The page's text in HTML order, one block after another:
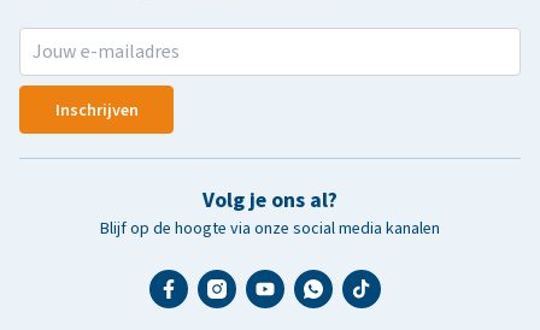
Inschrijven
Volg je ons al?
Blijf op de hoogte via onze social media kanalen